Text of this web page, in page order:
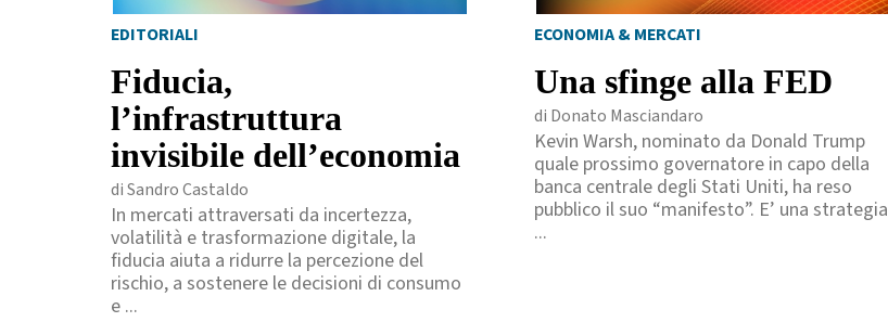
EDITORIALI
Fiducia,
l’infrastruttura
invisibile dell’economia
di Sandro Castaldo
In mercati attraversati da incertezza,
volatilità e trasformazione digitale, la
fiducia aiuta a ridurre la percezione del
rischio, a sostenere le decisioni di consumo
e ...
ECONOMIA & MERCATI
Una sfinge alla FED
di Donato Masciandaro
Kevin Warsh, nominato da Donald Trump
quale prossimo governatore in capo della
banca centrale degli Stati Uniti, ha reso
pubblico il suo “manifesto”. E’ una strategia
...